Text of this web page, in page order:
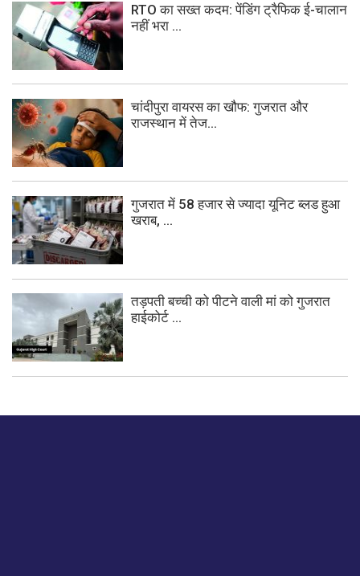
RTO का सख्त कदम: पेंडिंग ट्रैफिक ई-चालान
नहीं भरा ...
चांदीपुरा वायरस का खौफ: गुजरात और
राजस्थान में तेज...
गुजरात में 58 हजार से ज्यादा यूनिट ब्लड हुआ
खराब, ...
तड़पती बच्ची को पीटने वाली मां को गुजरात
हाईकोर्ट ...